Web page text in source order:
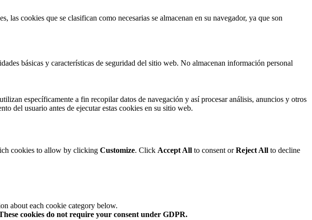
cookies que se clasifican como necesarias se almacenan en su navegador, ya que son
básicas y características de seguridad del sitio web. No almacenan información personal
específicamente a fin recopilar datos de navegación y así procesar análisis, anuncios y otros
del usuario antes de ejecutar estas cookies en su sitio web.
cookies to allow by clicking Customize. Click Accept All to consent orReject All to decline
about each cookie category below.
cookies do not require your consent under GDPR.